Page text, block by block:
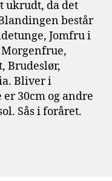
ukrudt, da det
består
Jomfru i
Brudeslør,
Bliver i
30cm og andre
Sås i foråret.